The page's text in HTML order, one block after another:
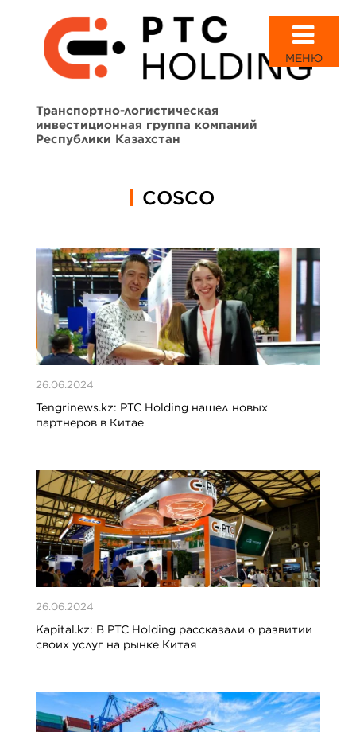
МЕНЮ
Транспортно-логистическая
инвестиционная группа компаний
Республики Казахстан
COSCO
26.06.2024
Tengrinews.kz: PTC Holding нашел новых
партнеров в Китае
26.06.2024
Kapital.kz: В PTC Holding рассказали о развитии
своих услуг на рынке Китая